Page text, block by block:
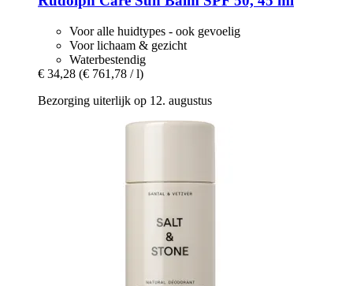
Voor alle huidtypes - ook gevoelig
Voor lichaam & gezicht
Waterbestendig
€ 34,28 (€ 761,78 / l)
Bezorging uiterlijk op 12. augustus